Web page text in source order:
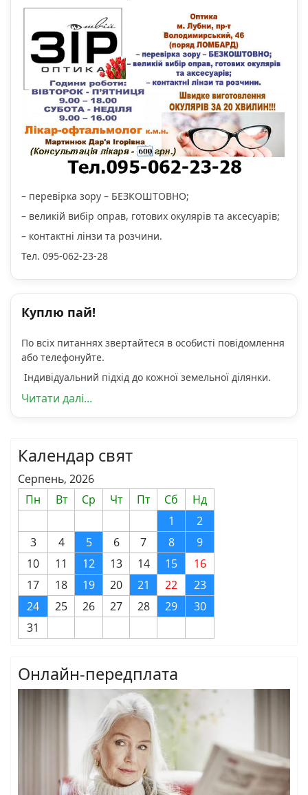
– перевірка зору – БЕЗКОШТОВНО;
– великій вибір оправ, готових окулярів та аксесуарів;
– контактні лінзи та розчини.
Тел. 095-062-23-28
Куплю пай!
По всіх питаннях звертайтеся в особисті повідомлення
або телефонуйте.
Індивідуальний підхід до кожної земельної ділянки.
Читати далі...
Календар свят
Серпень, 2026
Пн
Вт Ср Чт Пт Сб
Нд
1
2
3
4 5 6 7 8
9
10
11 12 13 14 15
16
17
18 19 20 21 22
23
24
25 26 27 28 29
30
31
Онлайн-передплата